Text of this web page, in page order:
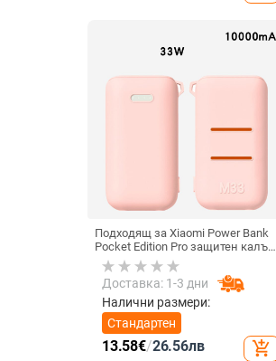
Подходящ за Xiaomi Power Bank
Pocket Edition Pro защитен калъф
33W силиконов 10000mA
неплъзгащ се защитен калъф за
Power Bank
Доставка: 1-3 дни
Налични размери:
Стандартен
13.58€/26.56лв add_shopping_cart